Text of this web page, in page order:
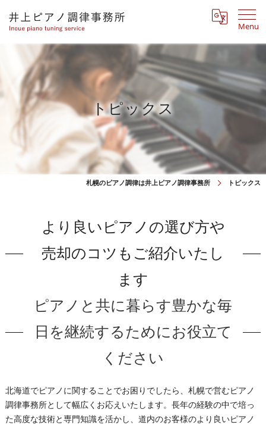
Menu
トピックス
札幌のピアノ調律は井上ピアノ調律事務所 トピックス
より良いピアノの選び方や
売却のコツもご紹介いたし
ます
ピアノと共に暮らす豊かな毎
日を継続するためにお役立て
ください
北海道でピアノに関することでお困りでしたら、札幌で営むピアノ
調律事務所として幅広くお応えいたします。長年の経験の中で培っ
た高度な技術と専門知識を活かし、道内のお客様のより良いピアノ